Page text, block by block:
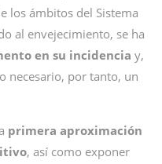
los ámbitos del Sistema
al envejecimiento, se ha
en su incidencia y,
necesario, por tanto, un
primera aproximación
, así como exponer